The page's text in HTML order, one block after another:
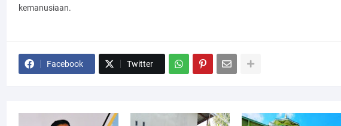
kemanusiaan.
Facebook Twitter